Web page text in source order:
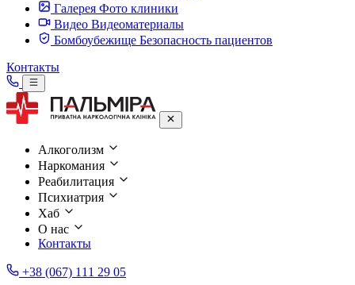
Галерея Фото клиники
Видео Видеоматериалы
Бомбоубежище Безопасность пациентов
Контакты
Алкоголизм
Наркомания
Реабилитация
Психиатрия
Хаб
О нас
Контакты
+38 (067) 111 29 05